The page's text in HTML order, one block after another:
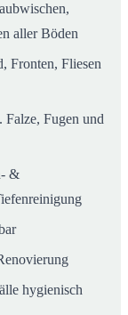
aller Böden
Fronten, Fliesen
Falze, Fugen und
&
hygienisch